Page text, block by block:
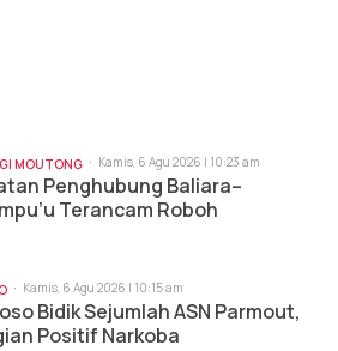
MOUTONG Kamis, 6 Agu 2026 | 10:23 am
Penghubung Baliara–
Terancam Roboh
Kamis, 6 Agu 2026 | 10:15 am
Bidik Sejumlah ASN Parmout,
Positif Narkoba